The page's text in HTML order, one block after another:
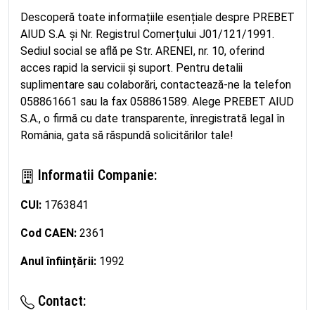
Descoperă toate informațiile esențiale despre PREBET
AIUD S.A. și Nr. Registrul Comerțului J01/121/1991.
Sediul social se află pe Str. ARENEI, nr. 10, oferind
acces rapid la servicii și suport. Pentru detalii
suplimentare sau colaborări, contactează-ne la telefon
058861661 sau la fax 058861589. Alege PREBET AIUD
S.A., o firmă cu date transparente, înregistrată legal în
România, gata să răspundă solicitărilor tale!
Informatii Companie:
CUI: 1763841
Cod CAEN: 2361
Anul înființării: 1992
Contact: